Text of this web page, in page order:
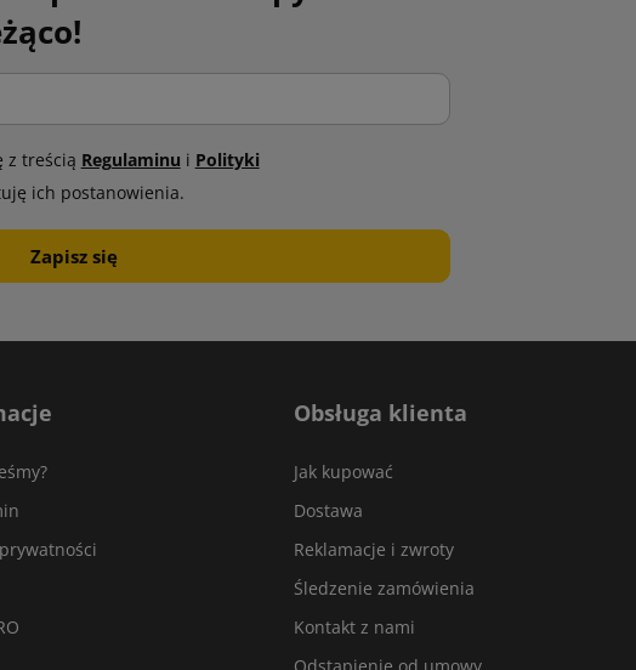
z treścią Regulaminu i Polityki
ich postanowienia.
Obsługa klienta
Jak kupować
Dostawa
Reklamacje i zwroty
Śledzenie zamówienia
Kontakt z nami